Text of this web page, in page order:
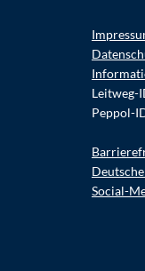
Leitweg-
Peppol-
Social-